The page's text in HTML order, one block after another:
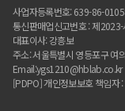
사업자등록번호: 639-86-
통신판매업신고번호 : 제
대표이사: 강흥보
주소: 서울특별시 영등포구 여
Email:ygs1210@hblab.co.kr
[PDPO] 개인정보보호 책임